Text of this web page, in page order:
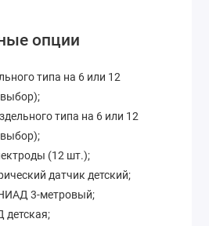
опции
типа на 6 или 12
типа на 6 или 12
(12 шт.);
датчик детский;
3-метровый;